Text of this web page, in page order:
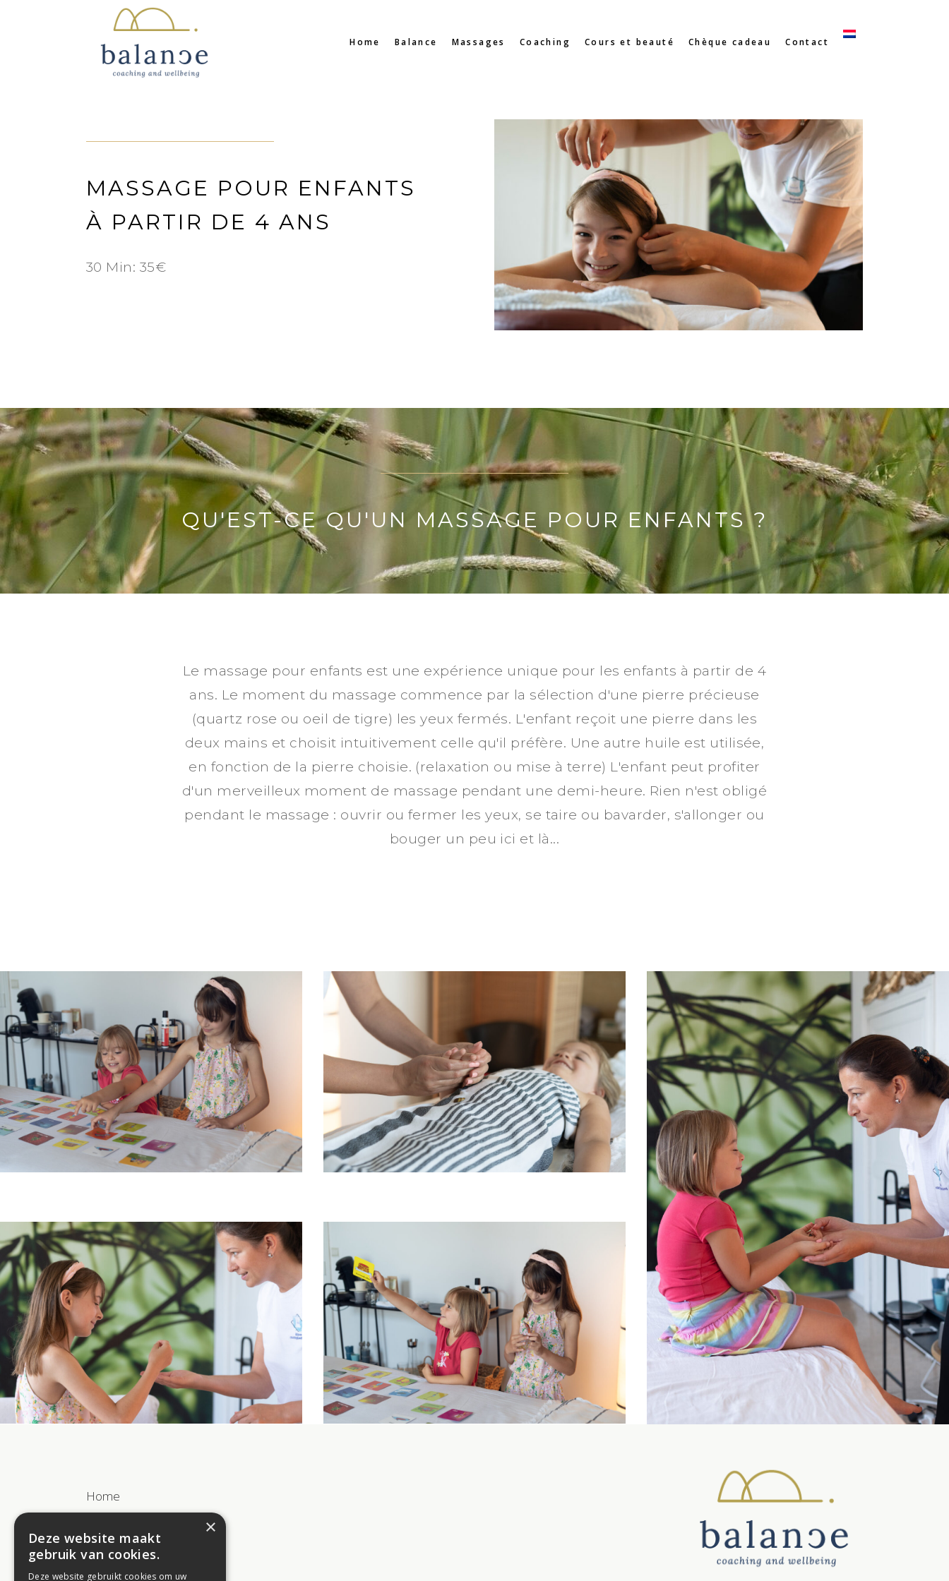
Home Balance Massages Coaching Cours et beauté Chèque cadeau Contact
MASSAGE POUR ENFANTS
À PARTIR DE 4 ANS
30 Min: 35€
QU'EST-CE QU'UN MASSAGE POUR ENFANTS ?
Le massage pour enfants est une expérience unique pour les enfants à partir de 4
ans. Le moment du massage commence par la sélection d'une pierre précieuse
(quartz rose ou oeil de tigre) les yeux fermés. L'enfant reçoit une pierre dans les
deux mains et choisit intuitivement celle qu'il préfère. Une autre huile est utilisée,
en fonction de la pierre choisie. (relaxation ou mise à terre) L'enfant peut profiter
d'un merveilleux moment de massage pendant une demi-heure. Rien n'est obligé
pendant le massage : ouvrir ou fermer les yeux, se taire ou bavarder, s'allonger ou
bouger un peu ici et là...
Home
Balance
Massages
×
Deze website maakt
gebruik van cookies.
Deze website gebruikt cookies om uw